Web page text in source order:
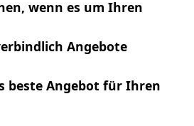
wenn es um Ihren
Angebote
beste Angebot für Ihren